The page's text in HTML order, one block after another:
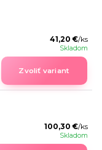
41,20 €/ks
Skladom
Zvoliť variant
100,30 €/ks
Skladom